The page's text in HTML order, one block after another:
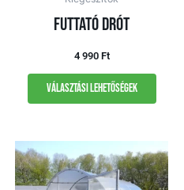
Futtató drót
4 990 Ft
Választási lehetőségek